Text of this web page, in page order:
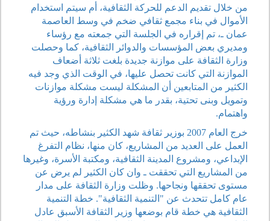
من خلال تقديم الدعم للحركة الثقافية، أم سيتم استخدام
الأموال في بناء مجمع ثقافي ضخم في وسط العاصمة
عمان ـ، تم إقراره في الجلسة التي جمعته مع رؤساء
ومديري بعض المؤسسات والدوائر الثقافية، كما وحصلت
وزارة الثقافة على موازنة جديدة بلغت ثلاثة أضعاف
الموازنة التي كانت تحصل عليها، في الوقت الذي وجد فيه
الكثير من المتابعين أن المشكلة ليست مشكلة موازنات
وتمويل وبنى تحتية، بقدر ما هي مشكلة إدارة ورؤية
واهتمام.
خرج العام 2007 بوزير ثقافة شهد الكثير بنشاطه، حيث تم
العمل على العديد من المشاريع، كان منها، نظام التفرغ
الإبداعي، ومشروع المدينة الثقافية، ومكتبة الأسرة، وغيرها
من المشاريع التي تحققت ـ وان كان الكثير لم يرض عن
مستوى تحققها ونجاحها. وظلت وزارة الثقافة على مدار
عام كامل تتحدث عن "التنمية الثقافية". خطة التنمية
الثقافية هي خطة قام بوضعها وزير الثقافة الأسبق عادل